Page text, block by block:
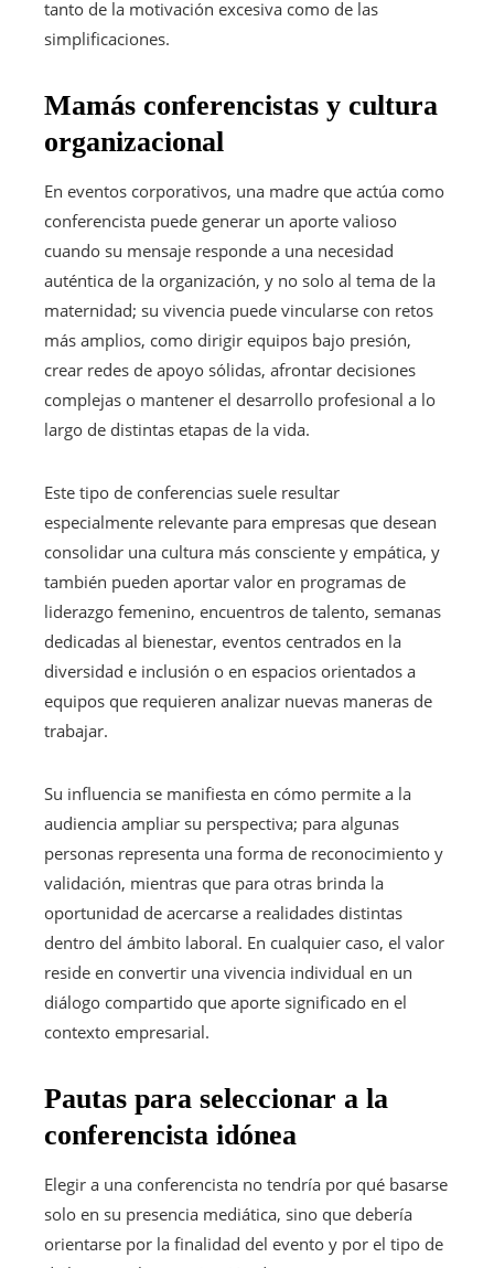
tanto de la motivación excesiva como de las
simplificaciones.
Mamás conferencistas y cultura
organizacional
En eventos corporativos, una madre que actúa como
conferencista puede generar un aporte valioso
cuando su mensaje responde a una necesidad
auténtica de la organización, y no solo al tema de la
maternidad; su vivencia puede vincularse con retos
más amplios, como dirigir equipos bajo presión,
crear redes de apoyo sólidas, afrontar decisiones
complejas o mantener el desarrollo profesional a lo
largo de distintas etapas de la vida.
Este tipo de conferencias suele resultar
especialmente relevante para empresas que desean
consolidar una cultura más consciente y empática, y
también pueden aportar valor en programas de
liderazgo femenino, encuentros de talento, semanas
dedicadas al bienestar, eventos centrados en la
diversidad e inclusión o en espacios orientados a
equipos que requieren analizar nuevas maneras de
trabajar.
Su influencia se manifiesta en cómo permite a la
audiencia ampliar su perspectiva; para algunas
personas representa una forma de reconocimiento y
validación, mientras que para otras brinda la
oportunidad de acercarse a realidades distintas
dentro del ámbito laboral. En cualquier caso, el valor
reside en convertir una vivencia individual en un
diálogo compartido que aporte significado en el
contexto empresarial.
Pautas para seleccionar a la
conferencista idónea
Elegir a una conferencista no tendría por qué basarse
solo en su presencia mediática, sino que debería
orientarse por la finalidad del evento y por el tipo de